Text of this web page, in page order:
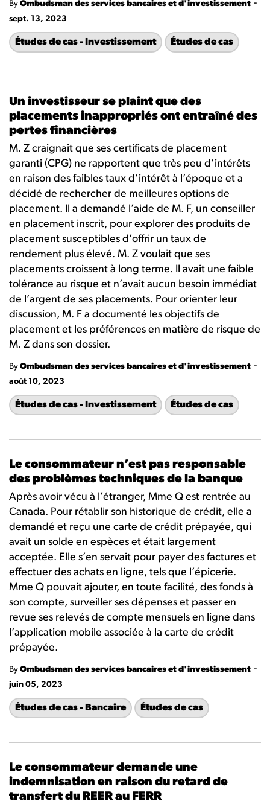
By Ombudsman des services bancaires et d'investissement -
sept. 13, 2023
Études de cas - Investissement Études de cas
Un investisseur se plaint que des
placements inappropriés ont entraîné des
pertes financières
M. Z craignait que ses certificats de placement
garanti (CPG) ne rapportent que très peu d’intérêts
en raison des faibles taux d’intérêt à l’époque et a
décidé de rechercher de meilleures options de
placement. Il a demandé l’aide de M. F, un conseiller
en placement inscrit, pour explorer des produits de
placement susceptibles d’offrir un taux de
rendement plus élevé. M. Z voulait que ses
placements croissent à long terme. Il avait une faible
tolérance au risque et n’avait aucun besoin immédiat
de l’argent de ses placements. Pour orienter leur
discussion, M. F a documenté les objectifs de
placement et les préférences en matière de risque de
M. Z dans son dossier.
By Ombudsman des services bancaires et d'investissement -
août 10, 2023
Études de cas - Investissement Études de cas
Le consommateur n’est pas responsable
des problèmes techniques de la banque
Après avoir vécu à l’étranger, Mme Q est rentrée au
Canada. Pour rétablir son historique de crédit, elle a
demandé et reçu une carte de crédit prépayée, qui
avait un solde en espèces et était largement
acceptée. Elle s’en servait pour payer des factures et
effectuer des achats en ligne, tels que l’épicerie.
Mme Q pouvait ajouter, en toute facilité, des fonds à
son compte, surveiller ses dépenses et passer en
revue ses relevés de compte mensuels en ligne dans
l’application mobile associée à la carte de crédit
prépayée.
By Ombudsman des services bancaires et d'investissement -
juin 05, 2023
Études de cas - Bancaire Études de cas
Le consommateur demande une
indemnisation en raison du retard de
transfert du REER au FERR